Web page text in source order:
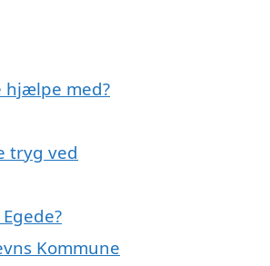
hjælpe med?
tryg ved
Kommune